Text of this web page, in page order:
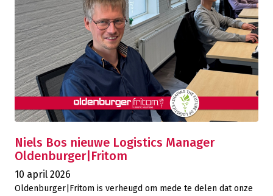
Niels Bos nieuwe Logistics Manager
Oldenburger|Fritom
10 april 2026
Oldenburger|Fritom is verheugd om mede te delen dat onze